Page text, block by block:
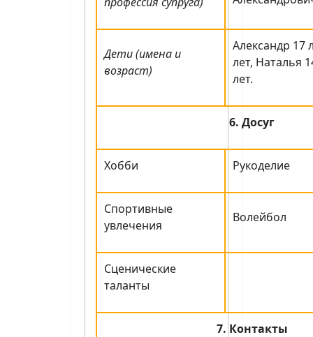
Дети (имена и
возраст)
Александр 17
лет, Наталья
лет.
6. Досуг
Хобби Рукоделие
Спортивные
увлечения
Волейбол
Сценические
таланты
7. Контакты